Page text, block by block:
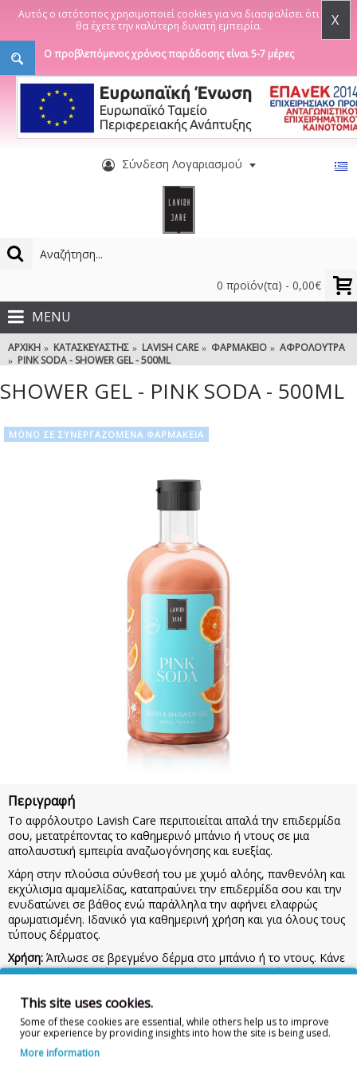
Αυτός ο ιστότοπος χρησιμοποιεί cookies για να διασφαλίσει ότι
θα έχετε την καλύτερη δυνατή εμπειρία.
X
Ο προβλεπόμενος χρόνος παράδοσης είναι 5-7 μέρες
Σύνδεση Λογαριασμού
0 προϊόν(τα) - 0,00€
MENU
ΑΡΧΙΚΉ ΚΑΤΑΣΚΕΥΑΣΤΉΣ LAVISH CARE ΦΑΡΜΑΚΕΊΟ
ΑΦΡΌΛΟΥΤΡΑ
PINK SODA - SHOWER GEL - 500ML
SHOWER GEL - PINK SODA - 500ML
ΜΟΝΟ ΣΕ ΣΥΝΕΡΓΑΖΟΜΕΝΑ ΦΑΡΜΑΚΕΙΑ
Περιγραφή
Το αφρόλουτρο Lavish Care περιποιείται απαλά την επιδερμίδα
σου, μετατρέποντας το καθημερινό μπάνιο ή ντους σε μια
απολαυστική εμπειρία αναζωογόνησης και ευεξίας.
Χάρη στην πλούσια σύνθεσή του με χυμό αλόης, πανθενόλη και
εκχύλισμα αμαμελίδας, καταπραύνει την επιδερμίδα σου και την
ενυδατώνει σε βάθος ενώ παράλληλα την αφήνει ελαφρώς
αρωματισμένη. Ιδανικό για καθημερινή χρήση και για όλους τους
τύπους δέρματος.
Χρήση: Άπλωσε σε βρεγμένο δέρμα στο μπάνιο ή το ντους. Κάνε
απαλό μασάζ και ξέπλυνε με καθαρό νερό.Προσοχή:Κρατήστε
ξεπλύνετε με άφθονο νερό. Για εξωτερική χρήση.
Συστατικά/Ingredients: AQUA, SODIUM LAURETH SULFATE,
GLYCERIN, SODIUM CHLORIDE, COCAMIDOPROPYL BETAINE,
PARFUM, ALOE BARBADENSIS LEAF JUICE, HAMAMELIS
This site uses cookies.
Some of these cookies are essential, while others help us to improve
your experience by providing insights into how the site is being used.
More information